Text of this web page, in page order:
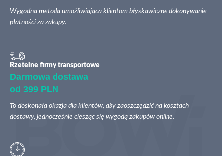
Wygodna metoda umożliwiająca klientom błyskawiczne dokonywanie
płatności za zakupy.
Rzetelne firmy transportowe
Darmowa dostawa
od 399 PLN
To doskonała okazja dla klientów, aby zaoszczędzić na kosztach
dostawy, jednocześnie ciesząc się wygodą zakupów online.